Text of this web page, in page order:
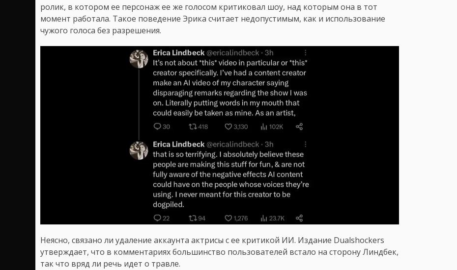
ролик, в котором ее персонаж ее же голосом критиковал шоу, над которым она в тот
момент работала. Такое поведение Эрика считает недопустимым, как и использование
чужого голоса без разрешения.
Неясно, связано ли удаление аккаунта актрисы с ее критикой ИИ. Издание Dualshockers
утверждает, что в комментариях большинство пользователей встало на сторону Линдбек,
так что вряд ли речь идет о травле.